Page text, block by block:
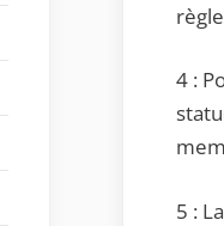
4 :
5 :